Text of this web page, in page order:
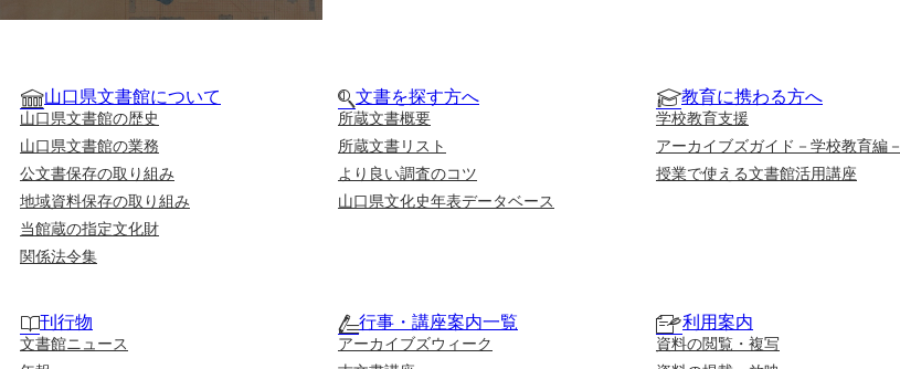
山口県文書館について
山口県文書館の歴史
山口県文書館の業務
公文書保存の取り組み
地域資料保存の取り組み
当館蔵の指定文化財
関係法令集
文書を探す方へ
所蔵文書概要
所蔵文書リスト
より良い調査のコツ
山口県文化史年表データベース
教育に携わる方へ
学校教育支援
アーカイブズガイド－学校教育編－
授業で使える文書館活用講座
刊行物
文書館ニュース
行事・講座案内一覧
アーカイブズウィーク
利用案内
資料の閲覧・複写